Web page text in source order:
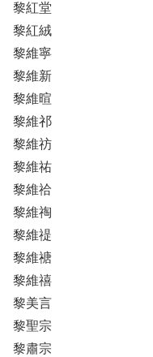
黎紅堂
黎紅絨
黎維寧
黎維新
黎維暄
黎維祁
黎維祊
黎維祐
黎維祫
黎維祹
黎維禔
黎維禟
黎維禧
黎美言
黎聖宗
黎肅宗